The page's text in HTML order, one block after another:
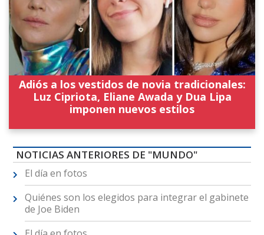
Adiós a los vestidos de novia tradicionales:
Luz Cipriota, Eliane Awada y Dua Lipa
imponen nuevos estilos
NOTICIAS ANTERIORES DE "MUNDO"
El día en fotos
Quiénes son los elegidos para integrar el gabinete
de Joe Biden